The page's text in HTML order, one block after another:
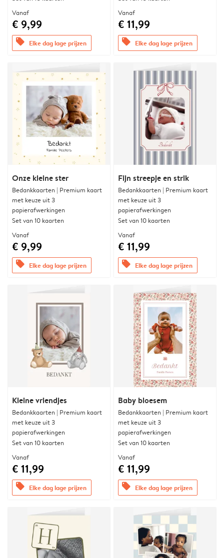
Vanaf
€ 9,99
offers Elke dag lage prijzen
Vanaf
€ 11,99
offers Elke dag lage prijzen
Onze kleine ster
Bedankkaarten | Premium kaart
met keuze uit 3
papierafwerkingen
Set van 10 kaarten
Vanaf
€ 9,99
offers Elke dag lage prijzen
Fijn streepje en strik
Bedankkaarten | Premium kaart
met keuze uit 3
papierafwerkingen
Set van 10 kaarten
Vanaf
€ 11,99
offers Elke dag lage prijzen
Kleine vriendjes
Bedankkaarten | Premium kaart
met keuze uit 3
papierafwerkingen
Set van 10 kaarten
Vanaf
€ 11,99
offers Elke dag lage prijzen
Baby bloesem
Bedankkaarten | Premium kaart
met keuze uit 3
papierafwerkingen
Set van 10 kaarten
Vanaf
€ 11,99
offers Elke dag lage prijzen